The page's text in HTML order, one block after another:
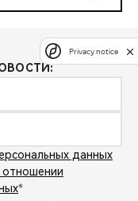
данных
отношении
*
Privacy notice